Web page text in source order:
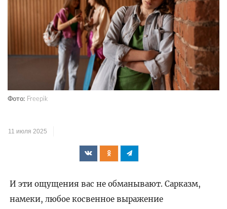
Фото: Freepik
11 июля 2025
И эти ощущения вас не обманывают. Сарказм,
намеки, любое косвенное выражение